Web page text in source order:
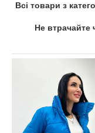
Всі товари з
Не втрачайте